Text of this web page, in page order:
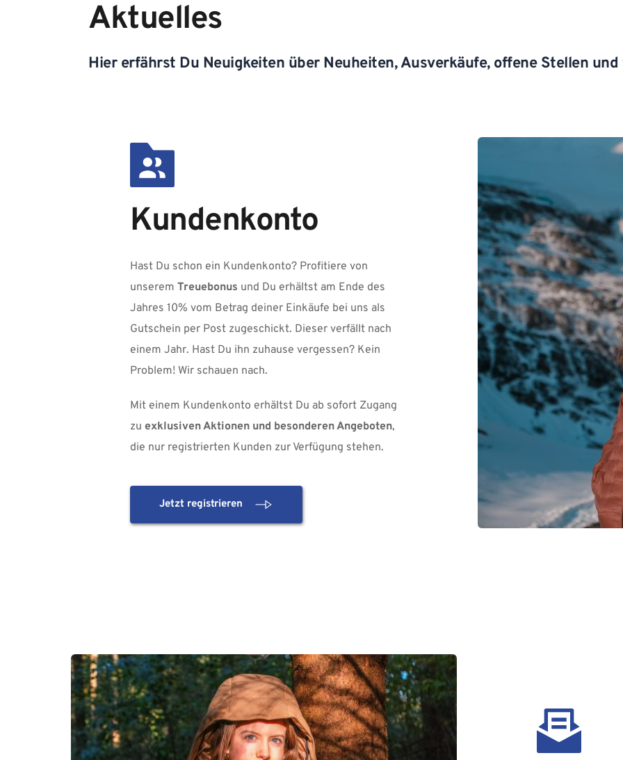
Aktuelles
Hier erfährst Du Neuigkeiten über Neuheiten, Ausverkäufe, offene Stellen
Kundenkonto
Hast Du schon ein Kundenkonto? Profitiere von
unserem Treuebonus und Du erhältst am Ende des
Jahres 10% vom Betrag deiner Einkäufe bei uns als
Gutschein per Post zugeschickt. Dieser verfällt nach
einem Jahr. Hast Du ihn zuhause vergessen? Kein
Problem! Wir schauen nach.
Mit einem Kundenkonto erhältst Du ab sofort Zugang
zu exklusiven Aktionen und besonderen Angeboten,
die nur registrierten Kunden zur Verfügung stehen.
Jetzt registrieren